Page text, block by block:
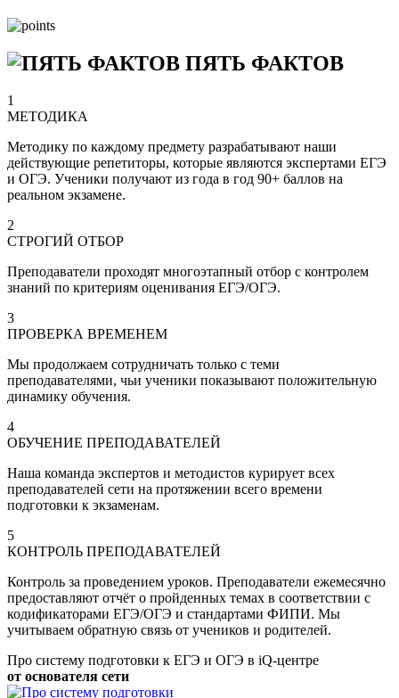
ПЯТЬ ФАКТОВ
1
МЕТОДИКА
Методику по каждому предмету разрабатывают наши
действующие репетиторы, которые являются экспертами ЕГЭ
и ОГЭ. Ученики получают из года в год 90+ баллов на
реальном экзамене.
2
СТРОГИЙ ОТБОР
Преподаватели проходят многоэтапный отбор с контролем
знаний по критериям оценивания ЕГЭ/ОГЭ.
3
ПРОВЕРКА ВРЕМЕНЕМ
Мы продолжаем сотрудничать только с теми
преподавателями, чьи ученики показывают положительную
динамику обучения.
4
ОБУЧЕНИЕ ПРЕПОДАВАТЕЛЕЙ
Наша команда экспертов и методистов курирует всех
преподавателей сети на протяжении всего времени
подготовки к экзаменам.
5
КОНТРОЛЬ ПРЕПОДАВАТЕЛЕЙ
Контроль за проведением уроков. Преподаватели ежемесячно
предоставляют отчёт о пройденных темах в соответствии с
кодификаторами ЕГЭ/ОГЭ и стандартами ФИПИ. Мы
учитываем обратную связь от учеников и родителей.
Про систему подготовки к ЕГЭ и ОГЭ в iQ-центре
от основателя сети